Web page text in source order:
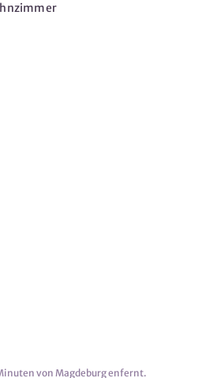
von Magdeburg enfernt.